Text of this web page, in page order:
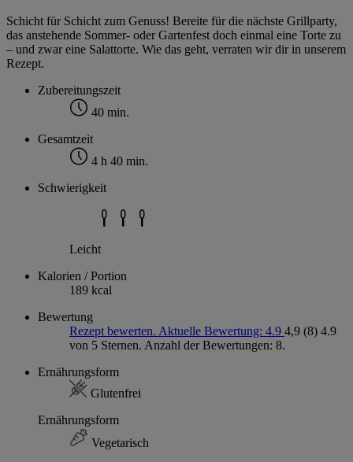
Schicht für Schicht zum Genuss! Bereite für die nächste Grillparty,
das anstehende Sommer- oder Gartenfest doch einmal eine Torte zu
– und zwar eine Salattorte. Wie das geht, verraten wir dir in unserem
Rezept.
Zubereitungszeit
40 min.
Gesamtzeit
4 h 40 min.
Schwierigkeit
Leicht
Kalorien / Portion
189 kcal
Bewertung
Rezept bewerten. Aktuelle Bewertung: 4.9 4,9 (8) 4.9
von 5 Sternen. Anzahl der Bewertungen: 8.
Ernährungsform
Glutenfrei
Ernährungsform
Vegetarisch